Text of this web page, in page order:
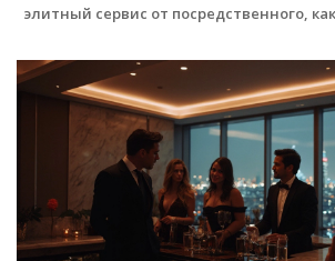
элитный сервис от посредственного,
стоит знать о правилах общения с
эскорта. Поделюсь полезными
реальных ценах и типичных